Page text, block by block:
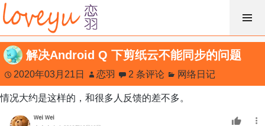
跳
过
内
容
解决Android Q 下剪纸云不能同步的问题
2020年03月21日 恋羽 2 条评论 网络日记
情况大约是这样的，和很多人反馈的差不多。